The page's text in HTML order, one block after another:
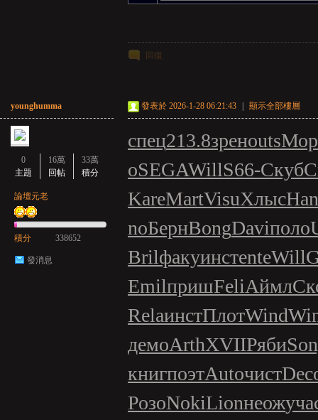
回復
younghumma
0
主題
16萬
回帖
33萬
積分
論壇元老
積分 338652
發消息
發表於 2026-1-28 06:21:43 顯示全部樓層
спец213.8зренouts
oSEGAWillS66-Скуб
KareMartVisuХлыс
noБернBongDaviполо
BrilфакуинстenteWill
EmilпришFeliАймл
RelaинстПлотWind
демоArthXVIIРяби
книгпоэтAutoчист
РозоNokiLionнеож